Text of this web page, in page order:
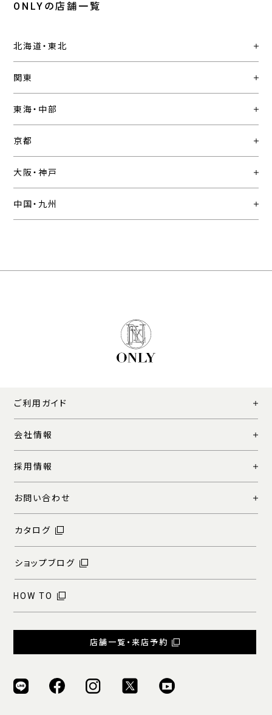
ONLYの店舗一覧
北海道・東北
関東
東海・中部
京都
大阪・神戸
中国・九州
ご利用ガイド
会社情報
採用情報
お問い合わせ
カタログ
ショップブログ
HOW TO
店舗一覧・来店予約